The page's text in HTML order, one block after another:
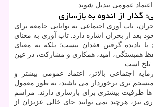
عمومی تبدیل شوند.
گذار از اندوه به بازسازی
تاب آوری اجتماعی به توانایی جامعه برای
بعد از بحران اشاره دارد. تاب آوری به معنای
نادیده گرفتن فقدان نیست؛ بلکه به معنای
همبستگی، امید، همکاری و مشارکت، در عین
تلخ است.
اجتماعی بالاتر، اعتماد عمومی بیشتر و
تری برخوردار می باشند، به طور معمول
ها ظرفیت بیشتری برای بازسازی دارند. مراسم
نیز، هرچند نمی توانند جای خالی عزیزان از